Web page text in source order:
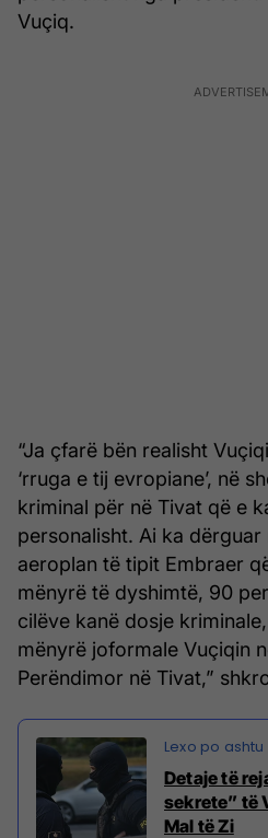
Vuçiq.
“Ja çfarë bën realisht
‘rruga e tij evropiane’, në
kriminal për në Tivat që e
personalisht. Ai ka
aeroplan të tipit Embraer
mënyrë të dyshimtë, 90
cilëve kanë dosje
mënyrë joformale Vuçiqin
Perëndimor në Tivat,”
Detaje të
sekrete” të
Mal të Zi